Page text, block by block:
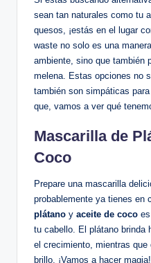
sean tan naturales como tu
quesos, ¡estás en el lugar
waste no solo es una
ambiente, sino que también
melena. Estas opciones no
también son simpáticas
que, vamos a ver qué
Mascarilla de
Coco
Prepare una mascarilla
probablemente ya tienes en
plátano y aceite de coco
tu cabello. El plátano brinda
el crecimiento, mientras
brillo. ¡Vamos a hacer magia!